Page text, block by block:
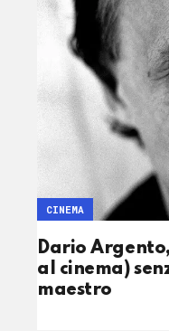
Dario
al cinema)
maestro
CINEMA